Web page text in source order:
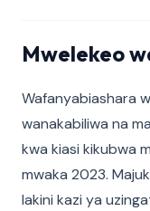
Mwelekeo
Wafanyabiashara
wanakabiliwa na
kwa kiasi kikubwa
mwaka 2023.
lakini kazi ya